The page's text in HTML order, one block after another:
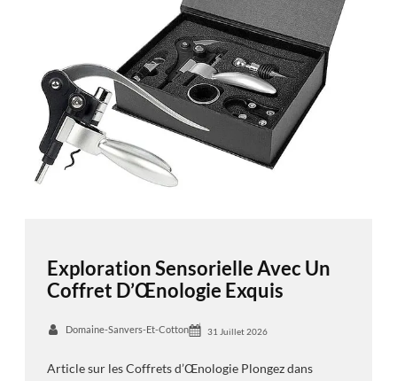
Exploration Sensorielle Avec Un
Coffret D’Œnologie Exquis
Domaine-Sanvers-Et-Cotton 31 Juillet 2026
Article sur les Coffrets d’Œnologie Plongez dans